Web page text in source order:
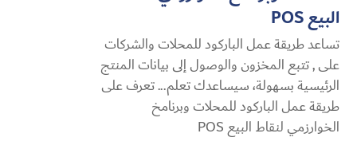
البيع POS
تساعد طريقة عمل الباركود للمحلات والشركات
على , تتبع المخزون والوصول إلى بيانات المنتج
الرئيسية بسهولة، سيساعدك تعلم... تعرف على
طريقة عمل الباركود للمحلات وبرنامخ
الخوارزمي لنقاط البيع POS